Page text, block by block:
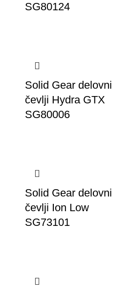
SG80124
Solid Gear delovni
čevlji Hydra GTX
SG80006
Solid Gear delovni
čevlji Ion Low
SG73101